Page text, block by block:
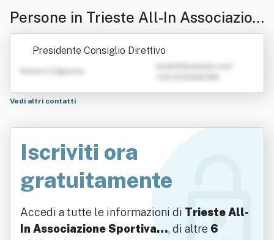
Persone in Trieste All-In Associazion
e Sportiva Dilettantistica
Presidente Consiglio Direttivo
Nome e Cognome
Vedi altri contatti
Iscriviti ora
gratuitamente
Accedi a tutte le informazioni di Trieste All-
In Associazione Sportiva…, di altre 6